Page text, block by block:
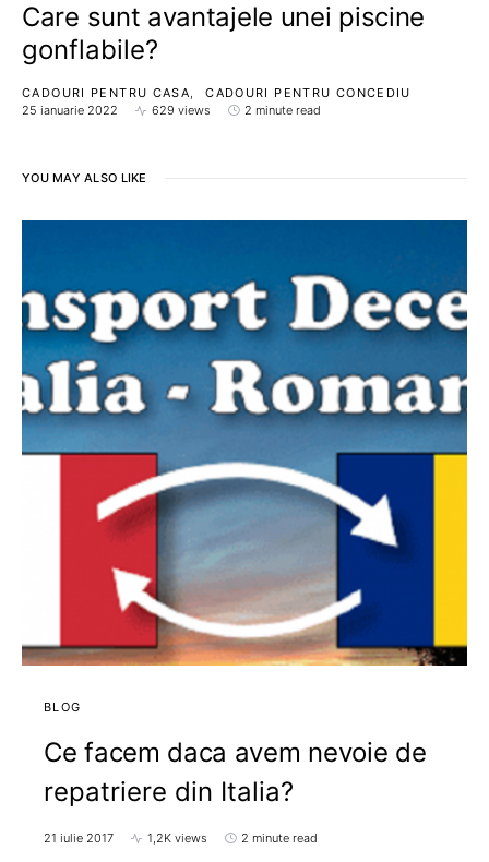
Care sunt avantajele unei piscine
gonflabile?
CADOURI PENTRU CASA
CADOURI PENTRU CONCEDIU
25 ianuarie 2022
629 views 2 minute read
YOU MAY ALSO LIKE
BLOG
Ce facem daca avem nevoie de
repatriere din Italia?
21 iulie 2017 1,2K views 2 minute read